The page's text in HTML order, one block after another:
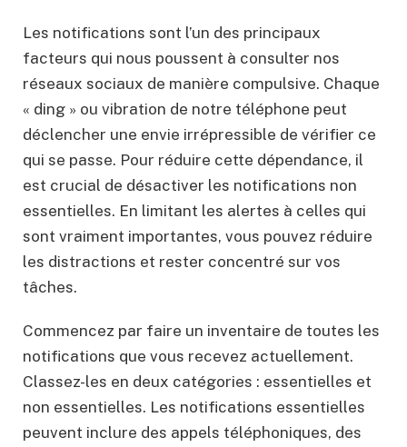
Les notifications sont l’un des principaux
facteurs qui nous poussent à consulter nos
réseaux sociaux de manière compulsive. Chaque
« ding » ou vibration de notre téléphone peut
déclencher une envie irrépressible de vérifier ce
qui se passe. Pour réduire cette dépendance, il
est crucial de désactiver les notifications non
essentielles. En limitant les alertes à celles qui
sont vraiment importantes, vous pouvez réduire
les distractions et rester concentré sur vos
tâches.
Commencez par faire un inventaire de toutes les
notifications que vous recevez actuellement.
Classez-les en deux catégories : essentielles et
non essentielles. Les notifications essentielles
peuvent inclure des appels téléphoniques, des